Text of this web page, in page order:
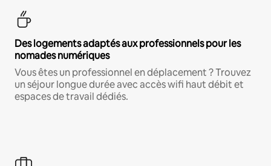
Des logements adaptés aux professionnels pour les
nomades numériques
Vous êtes un professionnel en déplacement ? Trouvez
un séjour longue durée avec accès wifi haut débit et
espaces de travail dédiés.